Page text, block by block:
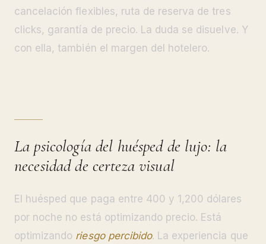
cancelación flexibles, ruta de reserva de tres
clicks, garantía de precio. La duda se disuelve. Y
con ella, también el margen del hotelero.
La psicología del huésped de lujo: la
necesidad de certeza visual
El huésped que paga entre 400 y 1,200 dólares
por noche no está optimizando precio. Está
optimizando riesgo percibido. La experiencia que